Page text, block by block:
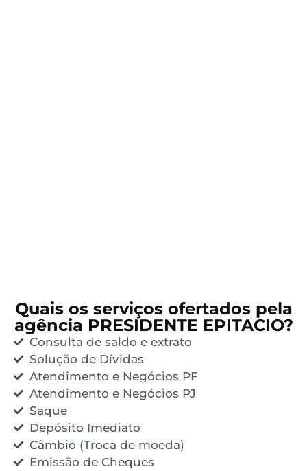
Quais os serviços ofertados pela
agência PRESIDENTE EPITACIO?
Consulta de saldo e extrato
Solução de Dívidas
Atendimento e Negócios PF
Atendimento e Negócios PJ
Saque
Depósito Imediato
Câmbio (Troca de moeda)
Emissão de Cheques